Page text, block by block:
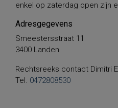
enkel op zaterdag open zijn
Adresgegevens
Smeestersstraat 11
3400 Landen
Rechtsreeks contact Dimitri
Tel. 0472808530